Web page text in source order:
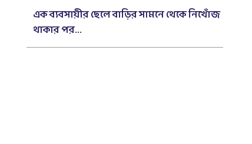
এক ব্যবসায়ীর ছেলে বাড়ির সামনে থেকে নিখোঁজ
থাকার পর...